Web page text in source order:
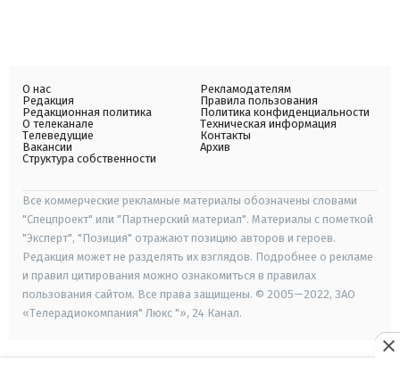
О нас
Редакция
Редакционная политика
О телеканале
Телеведущие
Вакансии
Структура собственности
Рекламодателям
Правила пользования
Политика конфиденциальности
Техническая информация
Контакты
Архив
Все коммерческие рекламные материалы обозначены словами
"Спецпроект" или "Партнерский материал". Материалы с пометкой
"Эксперт", "Позиция" отражают позицию авторов и героев.
Редакция может не разделять их взглядов. Подробнее о рекламе
и правил цитирования можно ознакомиться в правилах
пользования сайтом. Все права защищены. © 2005—2022, ЗАО
«Телерадиокомпания" Люкс "», 24 Канал.